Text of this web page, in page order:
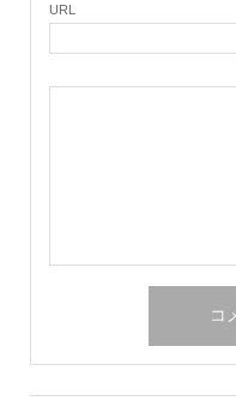
URL